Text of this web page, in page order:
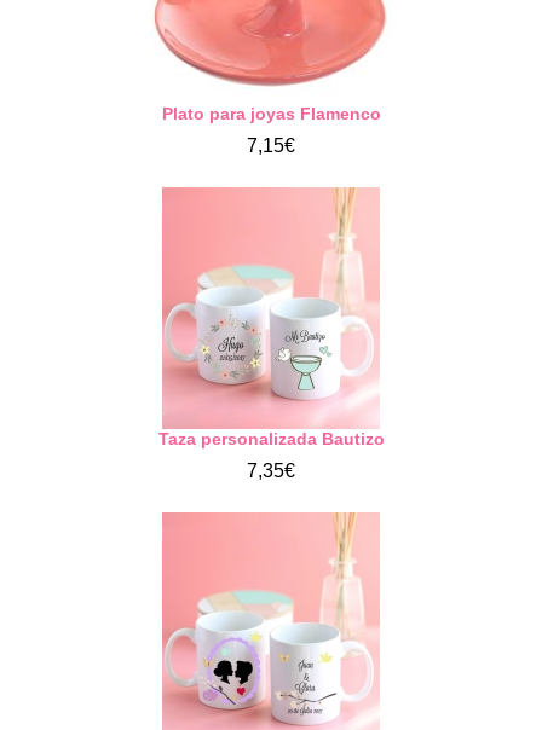
Plato para joyas Flamenco
7,15€
Taza personalizada Bautizo
7,35€